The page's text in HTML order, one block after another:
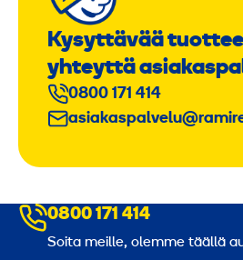
Kysyttävää
yhteyttä
0800 171 414
0800 171 414
Soita meille, olemme täällä